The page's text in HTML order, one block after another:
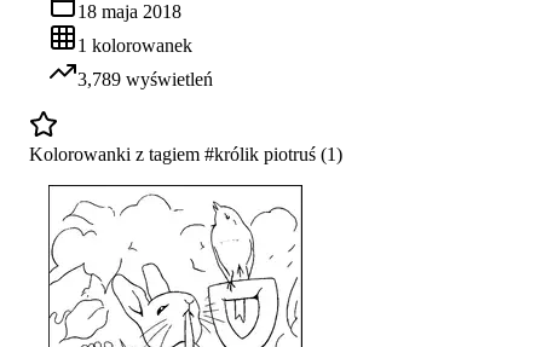
18 maja 2018
1 kolorowanek
3,789 wyświetleń
Kolorowanki z tagiem #królik piotruś (1)